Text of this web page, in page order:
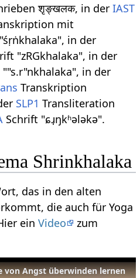
शृङ्खलक, in derIAST
mit
in der
"zRGkhalaka", in der
in der
Transkription
SLP1 Transliteration
Schrift "ɕɹ̩ŋkʱələkə".
Shrinkhalaka
das in den alten
die auch für Yoga
einVideo
zum
von Angst überwinden lernen